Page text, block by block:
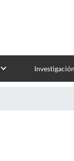
Investigación